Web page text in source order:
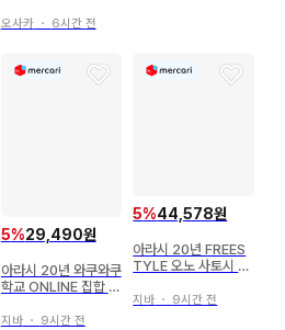
오사카・ 6시간 전
5%29,490원
아라시 20년 와쿠와쿠
학교 ONLINE 집합 역
지바・ 9시간 전
5%44,578원
아라시 20년 FREES
TYLE 오노 사토시 비
색
지바 ・ 9시간 전